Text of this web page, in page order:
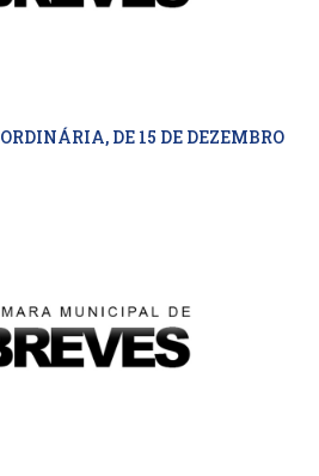
DE 15 DE DEZEMBRO